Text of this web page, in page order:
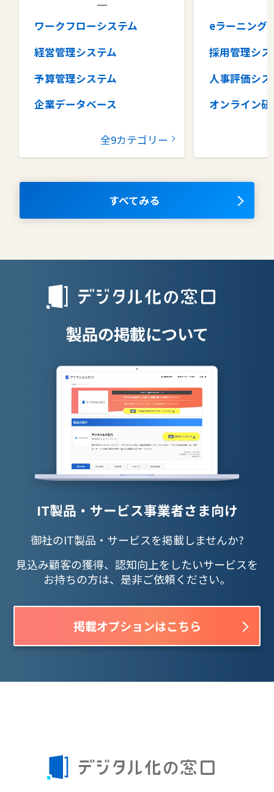
ワークフローシステム
経営管理システム
予算管理システム
企業データベース
コラボレーションツール
ナレッジマネジメントツール
全9カテゴリー
eラーニング
採用管理シス
人事評価シ
オンライン研
タレントマ
OKRツール
授業支援シス
すべてみる
製品の掲載について
IT製品・サービス事業者さま向け
御社のIT製品・サービスを掲載しませんか?
見込み顧客の獲得、認知向上をしたいサービスを
お持ちの方は、是非ご依頼ください。
掲載オプションはこちら